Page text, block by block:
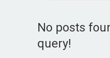
No posts
query!